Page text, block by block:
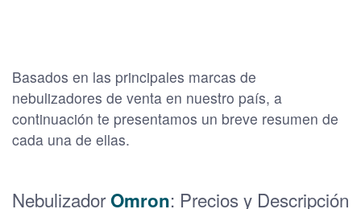
Basados en las principales marcas de
nebulizadores de venta en nuestro país, a
continuación te presentamos un breve resumen de
cada una de ellas.
NebulizadorOmron: Precios y Descripción